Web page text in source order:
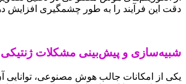
دقت این فرآیند را به طور چشمگیری افزایش
شبیه‌سازی و پیش‌بینی مشکلات ژنتیکی
یکی از امکانات جالب هوش مصنوعی، توانایی